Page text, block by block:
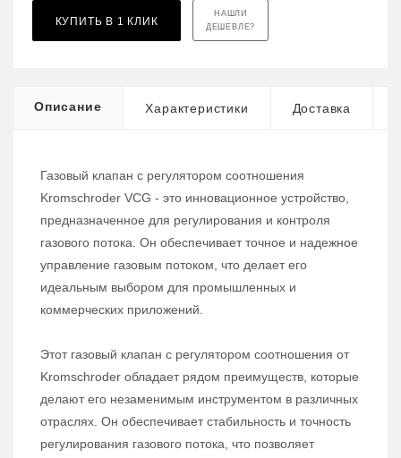
КУПИТЬ В 1 КЛИК
НАШЛИ
ДЕШЕВЛЕ?
Описание Характеристики Доставка
Газовый клапан с регулятором соотношения
Kromschroder VCG - это инновационное устройство,
предназначенное для регулирования и контроля
газового потока. Он обеспечивает точное и надежное
управление газовым потоком, что делает его
идеальным выбором для промышленных и
коммерческих приложений.
Этот газовый клапан с регулятором соотношения от
Kromschroder обладает рядом преимуществ, которые
делают его незаменимым инструментом в различных
отраслях. Он обеспечивает стабильность и точность
регулирования газового потока, что позволяет